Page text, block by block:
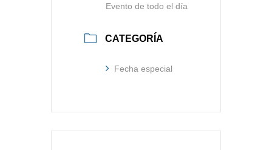
Evento de todo el día
CATEGORÍA
Fecha especial